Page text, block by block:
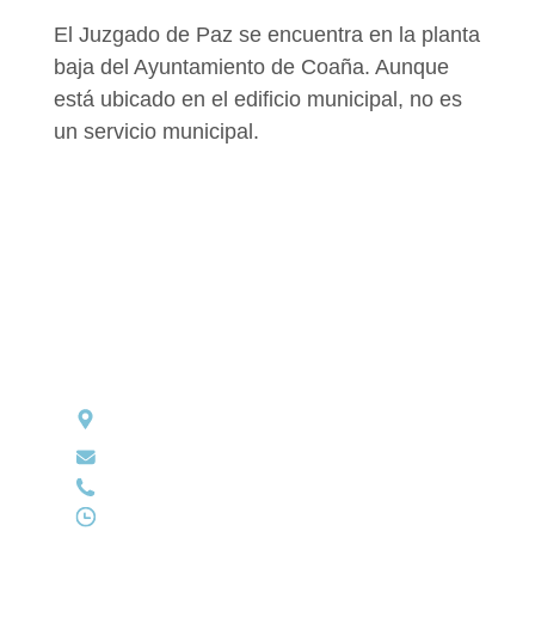
El Juzgado de Paz se encuentra en la planta
baja del Ayuntamiento de Coaña. Aunque
está ubicado en el edificio municipal, no es
un servicio municipal.